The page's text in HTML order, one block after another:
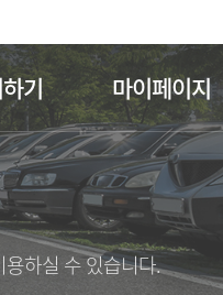
기 마이페이지
하실 수 있습니다.